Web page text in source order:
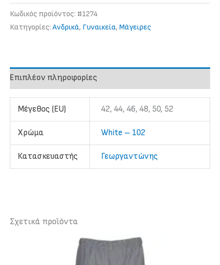
Κωδικός προϊόντος: #1274
Κατηγορίες: Ανδρικά, Γυναικεία, Μάγειρες
Επιπλέον πληροφορίες
Μέγεθος (EU) 42, 44, 46, 48, 50, 52
Χρώμα White – 102
Κατασκευαστής Γεωργαντώνης
Σχετικά προϊόντα